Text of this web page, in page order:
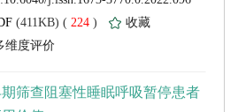
224 )